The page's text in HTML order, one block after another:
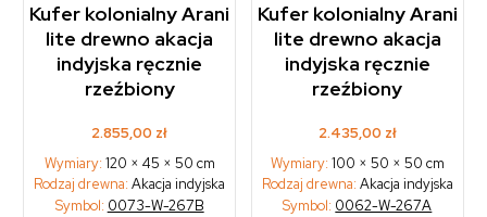
Kufer kolonialny Arani
lite drewno akacja
indyjska ręcznie
rzeźbiony
2.855,00 zł
Wymiary: 120 × 45 × 50 cm
Rodzaj drewna: Akacja indyjska
Symbol: 0073-W-267B
Kufer kolonialny Arani
lite drewno akacja
indyjska ręcznie
rzeźbiony
2.435,00 zł
Wymiary: 100 × 50 × 50 cm
Rodzaj drewna: Akacja indyjska
Symbol: 0062-W-267A